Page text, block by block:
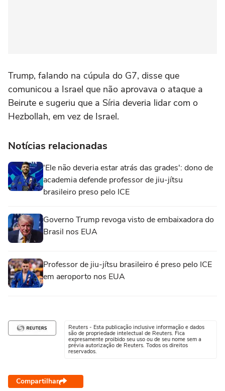
Trump, ‌falando ‌na cúpula do G7, disse que
⁠comunicou a Israel que não ‌aprovava o ataque a
Beirute e ⁠sugeriu que a Síria deveria lidar com o
Hezbollah, em vez de Israel.
Notícias relacionadas
'Ele não deveria estar atrás das grades': dono de
academia defende professor de jiu-jítsu
brasileiro preso pelo ICE
Governo Trump revoga visto de embaixadora do
Brasil nos EUA
Professor de jiu-jítsu brasileiro é preso pelo ICE
em aeroporto nos EUA
Reuters - Esta publicação inclusive informação e dados
são de propriedade intelectual de Reuters. Fica
expresamente proibido seu uso ou de seu nome sem a
prévia autorização de Reuters. Todos os direitos
reservados.
Compartilhar